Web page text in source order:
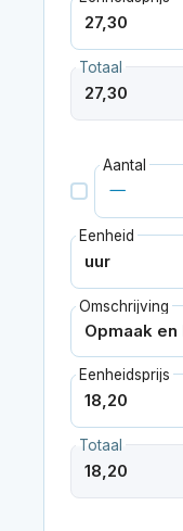
Totaal
Aantal
Eenheid
Omschrijving
Eenheidsprijs
Totaal